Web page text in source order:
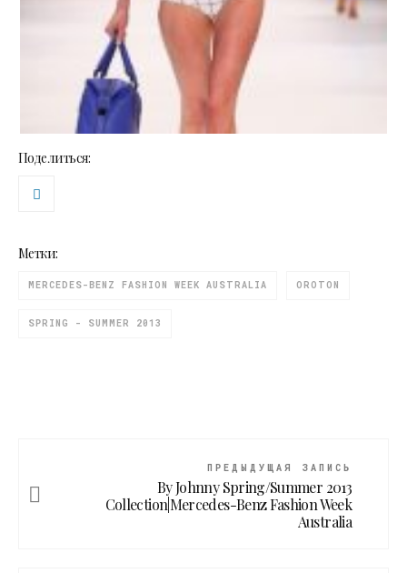
Поделиться:
Метки:
MERCEDES-BENZ FASHION WEEK AUSTRALIA OROTON
SPRING - SUMMER 2013
ПРЕДЫДУЩАЯ ЗАПИСЬ
By Johnny Spring/Summer 2013
Collection|Mercedes-Benz Fashion Week
Australia